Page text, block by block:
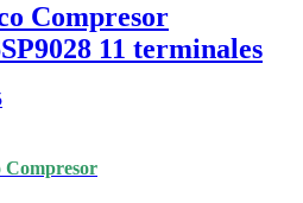
Compresor
11 terminales
Compresor